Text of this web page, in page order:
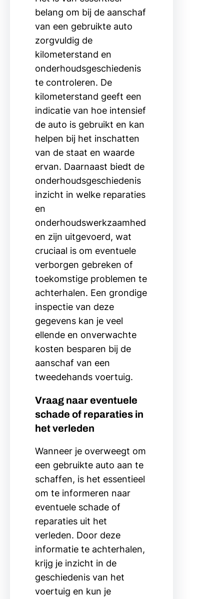
belang om bij de aanschaf
van een gebruikte auto
zorgvuldig de
kilometerstand en
onderhoudsgeschiedenis
te controleren. De
kilometerstand geeft een
indicatie van hoe intensief
de auto is gebruikt en kan
helpen bij het inschatten
van de staat en waarde
ervan. Daarnaast biedt de
onderhoudsgeschiedenis
inzicht in welke reparaties
en
onderhoudswerkzaamhed
en zijn uitgevoerd, wat
cruciaal is om eventuele
verborgen gebreken of
toekomstige problemen te
achterhalen. Een grondige
inspectie van deze
gegevens kan je veel
ellende en onverwachte
kosten besparen bij de
aanschaf van een
tweedehands voertuig.
Vraag naar eventuele
schade of reparaties in
het verleden
Wanneer je overweegt om
een gebruikte auto aan te
schaffen, is het essentieel
om te informeren naar
eventuele schade of
reparaties uit het
verleden. Door deze
informatie te achterhalen,
krijg je inzicht in de
geschiedenis van het
voertuig en kun je